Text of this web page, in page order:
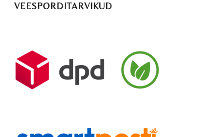
VEESPORDITARVIKUD